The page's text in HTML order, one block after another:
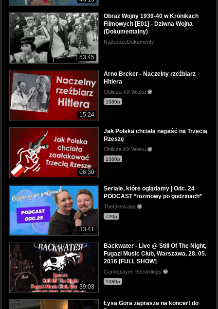
53:45
Obraz Wojny 1939-40 w Kronikach
Filmowych [E01] - Dziwna Wojna
(Dokumentalny)
NajlepszeDokumenty
15:24
Arno Breker - Naczelny rzeźbiarz
Hitlera
Oblicza XX Wieku
1080p
06:30
Jak Polska chciała napaść na Trzecią
Rzeszę
Oblicza XX Wieku
1080p
33:41
Seriale, które oglądamy | Odc. 24
PODCAST *rozmowy po godzinach*
TheOleskaaa
720p
39:03
Backwater - Live @ Still Of The Night,
Fugazi Music Club, Warszawa, 28. 05.
2016 [FULL SHOW]
Gameplayer Recordings
1080p
Łysa Gora zaprasza na koncert do